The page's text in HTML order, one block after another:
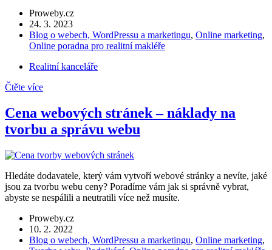
Proweby.cz
24. 3. 2023
Blog o webech, WordPressu a marketingu, Online marketing,
Online poradna pro realitní makléře
Realitní kanceláře
Čtěte více
Cena webových stránek – náklady na
tvorbu a správu webu
Hledáte dodavatele, který vám vytvoří webové stránky a nevíte, jaké
jsou za tvorbu webu ceny? Poradíme vám jak si správně vybrat,
abyste se nespálili a neutratili více než musíte.
Proweby.cz
10. 2. 2022
Blog o webech, WordPressu a marketingu, Online marketing,